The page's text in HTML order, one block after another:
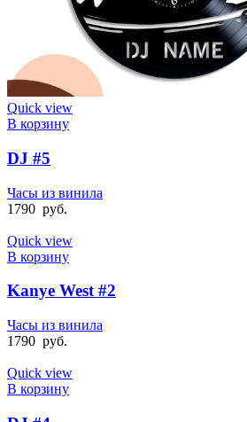
Quick view
В корзину
DJ #5
Часы из винила
1790 руб.
Quick view
В корзину
Kanye West #2
Часы из винила
1790 руб.
Quick view
В корзину